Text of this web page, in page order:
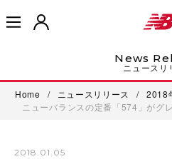
News
ニュースリ
Home / ニュースリリース / 2018
ニューバランスの定番「574」がグ
2018.01.05